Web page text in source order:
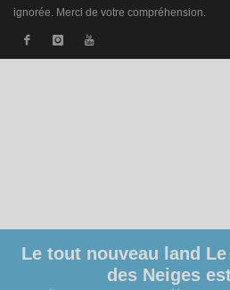
ignorée. Merci de votre compréhension.
Le tout nouveau land
des Neiges